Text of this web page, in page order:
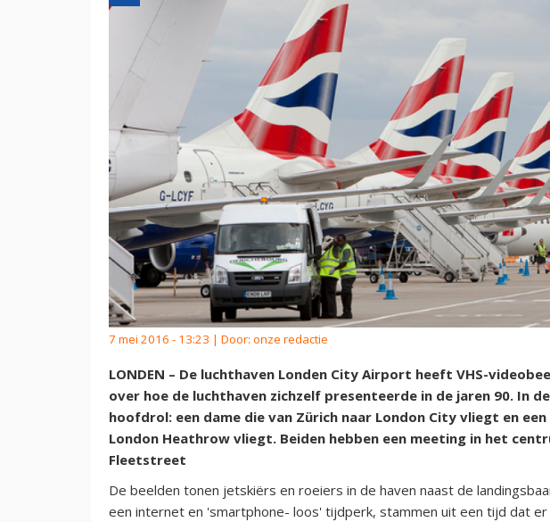
7 mei 2016 - 13:23 | Door: onze redactie
LONDEN – De luchthaven Londen City Airport heeft VHS-
over hoe de luchthaven zichzelf presenteerde in de jaren 90. In
hoofdrol: een dame die van Zürich naar London City vliegt en
London Heathrow vliegt. Beiden hebben een meeting in het
Fleetstreet
De beelden tonen jetskiërs en roeiers in de haven naast de
een internet en 'smartphone- loos' tijdperk, stammen uit een tijd dat er